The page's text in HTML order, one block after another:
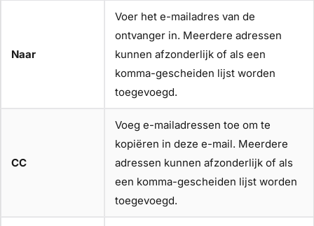
Naar
Voer het e-mailadres van de
ontvanger in. Meerdere adressen
kunnen afzonderlijk of als een
komma-gescheiden lijst worden
toegevoegd.
CC
Voeg e-mailadressen toe om te
kopiëren in deze e-mail. Meerdere
adressen kunnen afzonderlijk of als
een komma-gescheiden lijst worden
toegevoegd.